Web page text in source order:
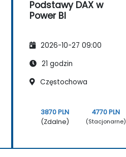
Podstawy DAX w
Power BI
2026-10-27 09:00
21 godzin
Częstochowa
3870 PLN
(Zdalne)
4770 PLN
(Stacjonarne)